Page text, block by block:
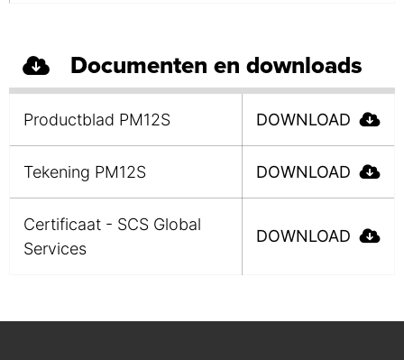
Documenten en downloads
Productblad PM12S DOWNLOAD
Tekening PM12S DOWNLOAD
Certificaat - SCS Global
Services
DOWNLOAD